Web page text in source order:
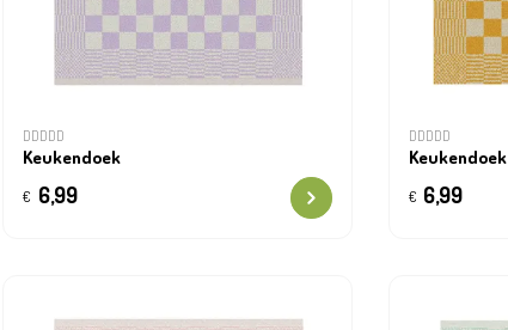
DDDDD
Keukendoek
€ 6,99
DDDDD
Keukendoek
€ 6,99